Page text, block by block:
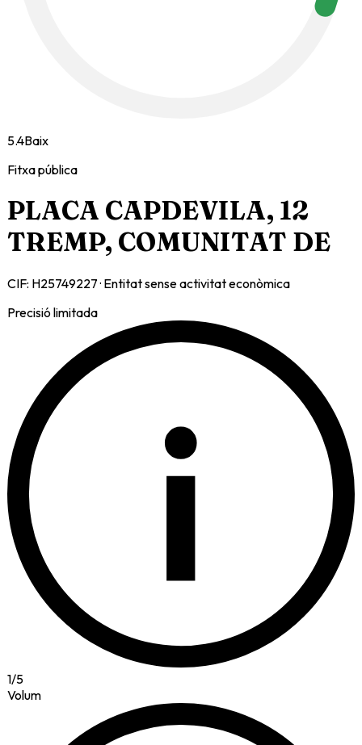
5.4Baix
Fitxa pública
PLACA CAPDEVILA, 12
TREMP, COMUNITAT DE
CIF: H25749227· Entitat sense activitat econòmica
Precisió limitada
i
1/5
Volum